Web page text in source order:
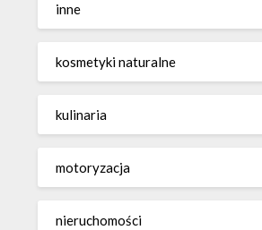
inne
kosmetyki naturalne
kulinaria
motoryzacja
nieruchomości